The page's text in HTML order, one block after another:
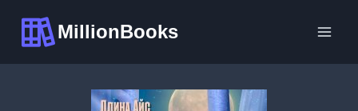
содержимому
MillionBooks